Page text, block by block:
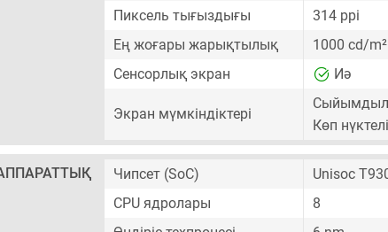
Пиксель тығыздығы
314 ppi
Ең жоғары жарықтылық
1000 cd/m²
Сенсорлық экран
Иә
Экран мүмкіндіктері
Көп
Чипсет (SoC)
Unisoc
CPU ядролары
8